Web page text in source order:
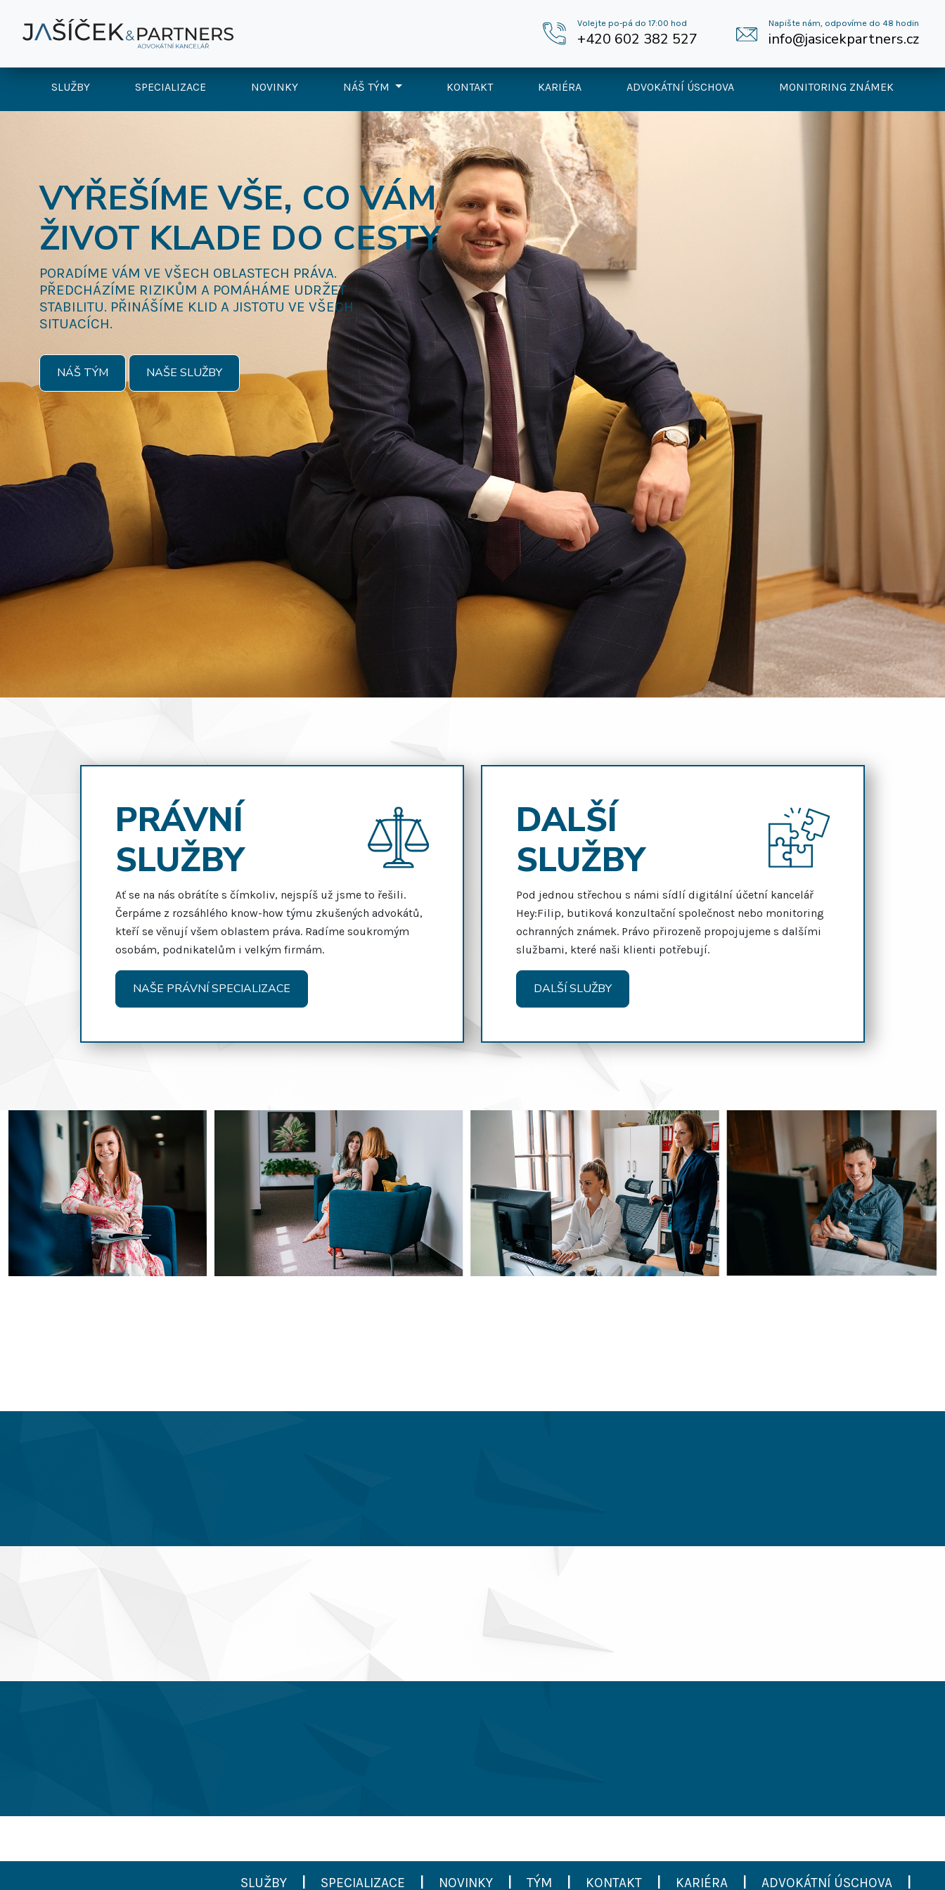
Volejte po-pá do 17:00 hod
+420 602 382 527
Napište nám, odpovíme do 48 hodin
info@jasicekpartners.cz
SLUŽBY SPECIALIZACE NOVINKY NÁŠ TÝM KONTAKT KARIÉRA ADVOKÁTNÍ ÚSCHOVA MONITORING ZNÁMEK
VYŘEŠÍME VŠE, CO VÁM
ŽIVOT KLADE DO CESTY
PORADÍME VÁM VE VŠECH OBLASTECH PRÁVA.
PŘEDCHÁZÍME RIZIKŮM A POMÁHÁME UDRŽET
STABILITU. PŘINÁŠÍME KLID A JISTOTU VE VŠECH
SITUACÍCH.
NÁŠ TÝM NAŠE SLUŽBY
PRÁVNÍ
SLUŽBY
Ať se na nás obrátíte s čímkoliv, nejspíš už jsme to řešili.
Čerpáme z rozsáhlého know-how týmu zkušených advokátů,
kteří se věnují všem oblastem práva. Radíme soukromým
osobám, podnikatelům i velkým firmám.
NAŠE PRÁVNÍ SPECIALIZACE
DALŠÍ
SLUŽBY
Pod jednou střechou s námi sídlí digitální účetní kancelář
Hey:Filip, butiková konzultační společnost nebo monitoring
ochranných známek. Právo přirozeně propojujeme s dalšími
službami, které naši klienti potřebují.
DALŠÍ SLUŽBY
SLUŽBY SPECIALIZACE NOVINKY TÝM KONTAKT KARIÉRA ADVOKÁTNÍ ÚSCHOVA